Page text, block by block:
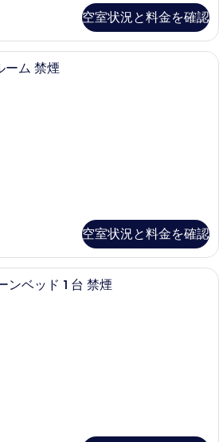
空室状況と料金を確認
セーフティボックス (室内)、デスク
ーム 禁煙
空室状況と料金を確認
セーフティボックス (室内)、デスク
ンベッド 1 台 禁煙